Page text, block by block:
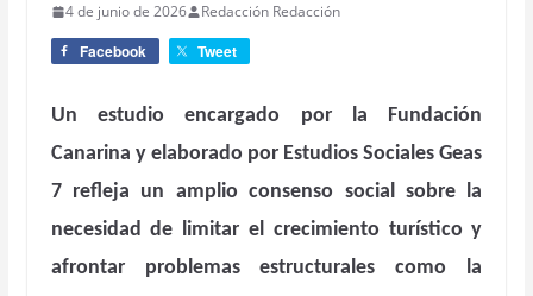
4 de junio de 2026 Redacción Redacción
Facebook Tweet
Un estudio encargado por la Fundación
Canarina y elaborado por Estudios Sociales Geas
7 refleja un amplio consenso social sobre la
necesidad de limitar el crecimiento turístico y
afrontar problemas estructurales como la